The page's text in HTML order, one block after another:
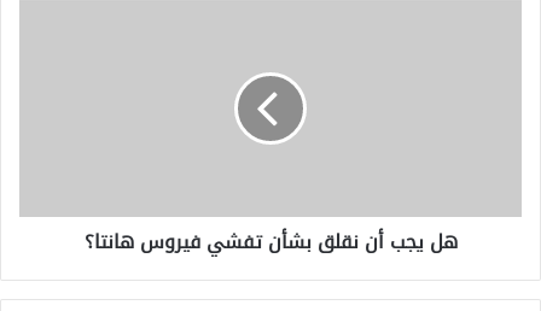
هل يجب أن نقلق بشأن تفشي فيروس هانتا؟